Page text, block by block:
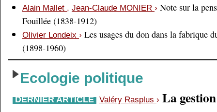
Alain Mallet , Jean-Claude MONIER › Note sur la
Fouillée (1838-1912)
Olivier Londeix › Les usages du don dans la fabrique
(1898-1960)
Ecologie politique
DERNIER ARTICLE Valéry Rasplus › La